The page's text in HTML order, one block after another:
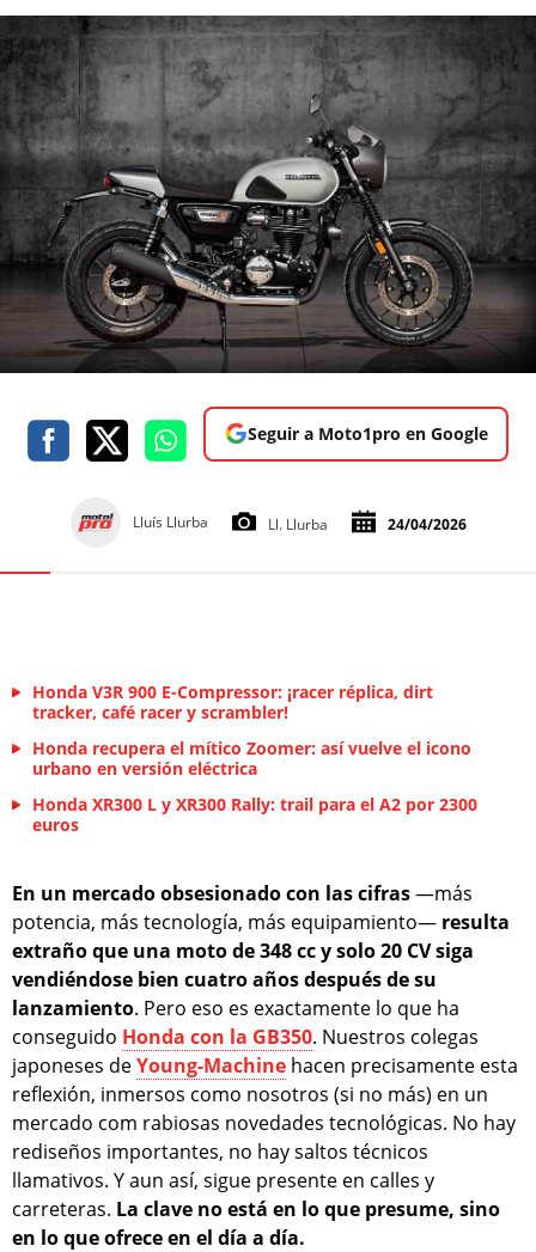
Seguir a Moto1pro en Google
Lluís Llurba Ll. Llurba 24/04/2026
Honda V3R 900 E-Compressor: ¡racer réplica, dirt
tracker, café racer y scrambler!
Honda recupera el mítico Zoomer: así vuelve el icono
urbano en versión eléctrica
Honda XR300 L y XR300 Rally: trail para el A2 por 2300
euros
En un mercado obsesionado con las cifras—más
potencia, más tecnología, más equipamiento— resulta
extraño que una moto de 348 cc y solo 20 CV siga
vendiéndose bien cuatro años después de su
lanzamiento. Pero eso es exactamente lo que ha
conseguido Honda con la GB350. Nuestros colegas
japoneses deYoung-Machine hacen precisamente esta
reflexión, inmersos como nosotros (si no más) en un
mercado com rabiosas novedades tecnológicas. No hay
rediseños importantes, no hay saltos técnicos
llamativos. Y aun así, sigue presente en calles y
carreteras. La clave no está en lo que presume, sino
en lo que ofrece en el día a día.